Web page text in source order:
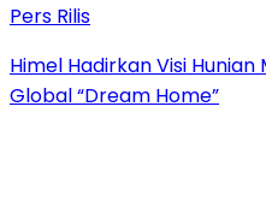
Pers Rilis
Himel Hadirkan Visi
Global “Dream Home”